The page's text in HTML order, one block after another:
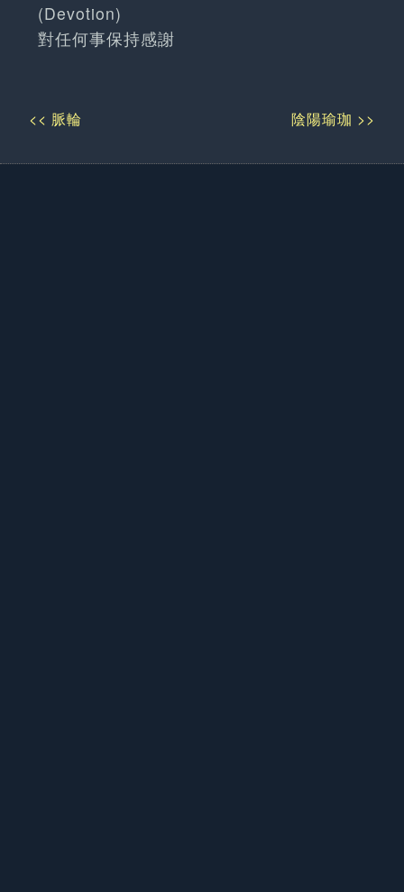
(Devotion)
對任何事保持感謝
陰陽瑜珈 >>
<< 脈輪